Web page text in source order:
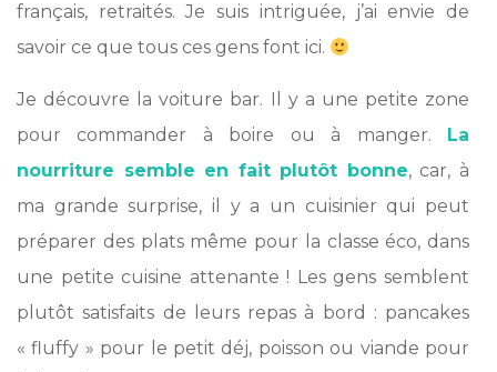
français, retraités. Je suis intriguée, j’ai envie de
savoir ce que tous ces gens font ici.
Je découvre la voiture bar. Il y a une petite zone
pour commander à boire ou à manger. La
nourriture semble en fait plutôt bonne, car, à
ma grande surprise, il y a un cuisinier qui peut
préparer des plats même pour la classe éco, dans
une petite cuisine attenante ! Les gens semblent
plutôt satisfaits de leurs repas à bord : pancakes
« fluffy » pour le petit déj, poisson ou viande pour